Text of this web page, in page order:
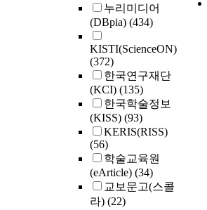
누리미디어
(DBpia) (434)
KISTI(ScienceON)
(372)
한국연구재단
(KCI) (135)
한국학술정보
(KISS) (93)
KERIS(RISS)
(56)
학술교육원
(eArticle) (34)
교보문고(스콜
라) (22)